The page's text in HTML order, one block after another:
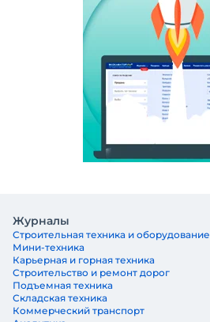
Журналы
Строительная техника и оборудование
Мини-техника
Карьерная и горная техника
Строительство и ремонт дорог
Подъемная техника
Складская техника
Коммерческий транспорт